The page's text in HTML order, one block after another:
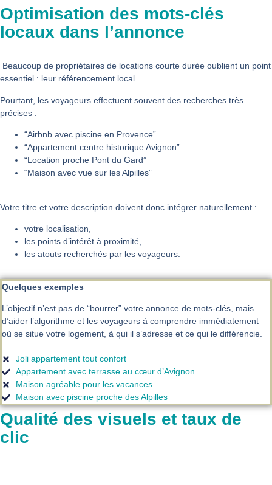
Optimisation des mots-clés
locaux dans l’annonce
Beaucoup de propriétaires de locations courte durée oublient un point
essentiel : leur référencement local.
Pourtant, les voyageurs effectuent souvent des recherches très
précises :
“Airbnb avec piscine en Provence”
“Appartement centre historique Avignon”
“Location proche Pont du Gard”
“Maison avec vue sur les Alpilles”
Votre titre et votre description doivent donc intégrer naturellement :
votre localisation,
les points d’intérêt à proximité,
les atouts recherchés par les voyageurs.
Quelques exemples
L’objectif n’est pas de “bourrer” votre annonce de mots-clés, mais
d’aider l’algorithme et les voyageurs à comprendre immédiatement
où se situe votre logement, à qui il s’adresse et ce qui le différencie.
Joli appartement tout confort
Appartement avec terrasse au cœur d’Avignon
Maison agréable pour les vacances
Maison avec piscine proche des Alpilles
Qualité des visuels et taux de
clic